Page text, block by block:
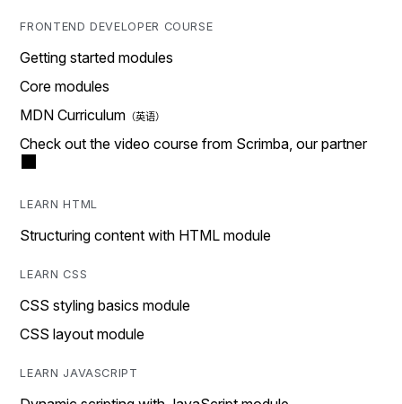
FRONTEND DEVELOPER COURSE
Getting started modules
Core modules
MDN Curriculum
Check out the video course from Scrimba, our partner
LEARN HTML
Structuring content with HTML module
LEARN CSS
CSS styling basics module
CSS layout module
LEARN JAVASCRIPT